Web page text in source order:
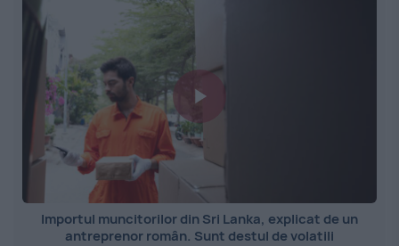
Importul muncitorilor din Sri Lanka, explicat de un
antreprenor român. Sunt destul de volatili